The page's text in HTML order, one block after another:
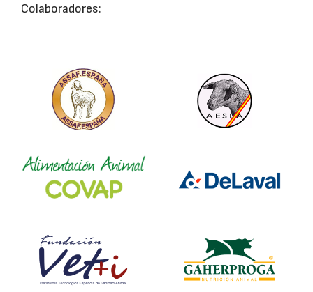
Colaboradores: